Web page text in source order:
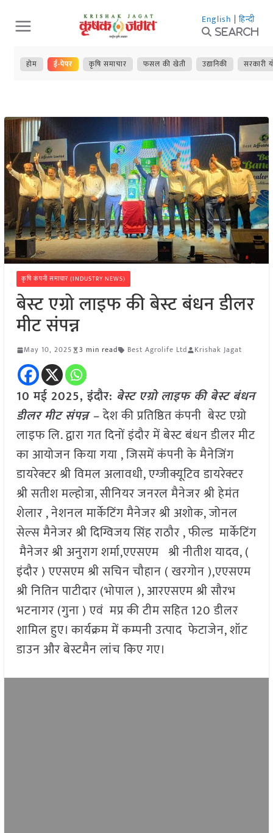
Skip
to
content
English | हिन्दी
Search
होम ई-पेपर कृषि समाचार फसल की खेती उद्यानिकी सरकारी
कृषि कंपनी समाचार (INDUSTRY NEWS)
बेस्ट एग्रो लाइफ की बेस्ट बंधन डीलर
मीट संपन्न
May 10, 2025 3 min read Best Agrolife Ltd Krishak Jagat
10 मई 2025,इंदौर: बेस्ट एग्रो लाइफ की बेस्ट बंधन
डीलर मीट संपन्न –देश की प्रतिष्ठित कंपनी बेस्ट एग्रो
लाइफ लि. द्वारा गत दिनों इंदौर में बेस्ट बंधन डीलर मीट
का आयोजन किया गया , जिसमें कंपनी के मैनेजिंग
डायरेक्टर श्री विमल अलावधी, एग्जीक्यूटिव डायरेक्टर
श्री सतीश मल्होत्रा, सीनियर जनरल मैनेजर श्री हेमंत
शेलार , नेशनल मार्केटिंग मैनेजर श्री अशोक, जोनल
सेल्स मैनेजर श्री दिग्विजय सिंह राठौर , फील्ड मार्केटिंग
मैनेजर श्री अनुराग शर्मा,एएसएम श्री नीतीश यादव, (
इंदौर ) एएसएम श्री सचिन चौहान ( खरगोन ),एएसएम
श्री नितिन पाटीदार (भोपाल ), आरएसएम श्री सौरभ
भटनागर (गुना ) एवं मप्र की टीम सहित 120 डीलर
शामिल हुए। कार्यक्रम में कम्पनी उत्पाद फेटाजेन, शॉट
डाउन और बेस्टमैन लांच किए गए।